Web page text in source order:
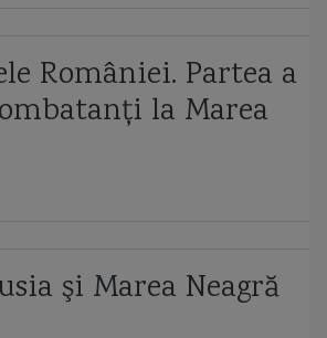
României. Partea a
la Marea
şi Marea Neagră